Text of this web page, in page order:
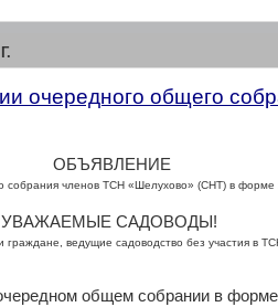
очередного общего
ОБЪЯВЛЕНИЕ
собрания членов ТСН «Шелухово» (СНТ) в форме
УВАЖАЕМЫЕ САДОВОДЫ!
граждане, ведущие садоводство без участия в
общем собрании в форме